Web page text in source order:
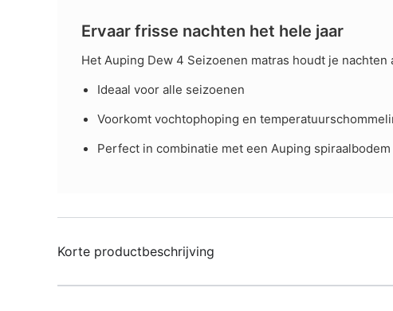
Ervaar frisse nachten het hele jaar
Het Auping Dew 4 Seizoenen matras houdt je
Ideaal voor alle seizoenen
Voorkomt vochtophoping en
Perfect in combinatie met een Auping spiraalbodem
Korte productbeschrijving